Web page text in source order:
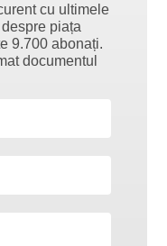
cu ultimele
piața
9.700 abonați.
documentul